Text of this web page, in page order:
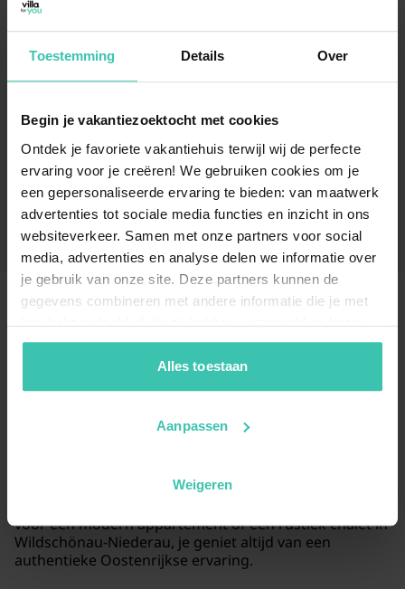
Toestemming Details Over
Begin je vakantiezoektocht met cookies
Ontdek je favoriete vakantiehuis terwijl wij de perfecte
ervaring voor je creëren! We gebruiken cookies om je
een gepersonaliseerde ervaring te bieden: van maatwerk
advertenties tot sociale media functies en inzicht in ons
websiteverkeer. Samen met onze partners voor social
media, advertenties en analyse delen we informatie over
je gebruik van onze site. Deze partners kunnen de
gegevens combineren met andere informatie die je met
hen hebt gedeeld of die zij hebben verzameld op basis
van je gebruik van hun diensten. Zo zorgen we ervoor dat
jouw vakantiezoektocht soepel en op maat verloopt!
Alles toestaan
Aanpassen
Weigeren
Ontdek de authentieke charme van het Oostenrijkse
Tirol vanuit een comfortabel vakantiehuis in
Wildschönau-Niederau. Of je nu komt voor de
uitgestrekte wandelpaden in de zomer of de gezellige
ideale uitvalsbasis voor een ontspannen vakantie. Laat
onvergetelijk verblijf midden in de bergen.
Lees meer
Veelgestelde vragen
Welke soorten accommodaties kan ik huren
In Wildschönau-Niederau vind je een gevarieerd
geselecteerde vakantiehuizen aan die door gasten
voor een modern appartement of een rustiek chalet in
Wildschönau-Niederau, je geniet altijd van een
authentieke Oostenrijkse ervaring.